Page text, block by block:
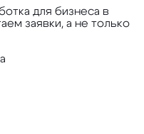
для бизнеса в
заявки, а не только